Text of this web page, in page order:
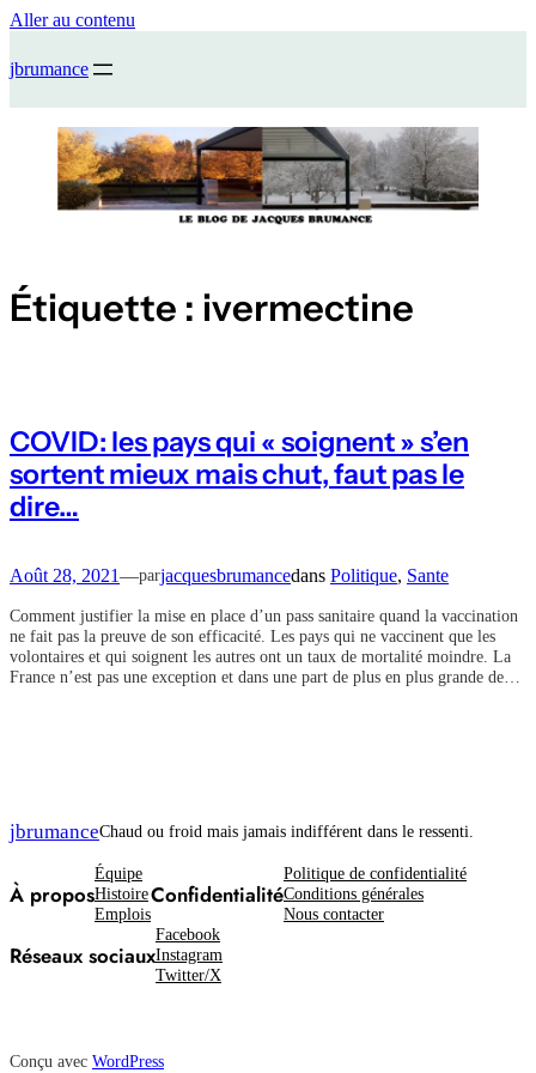
Aller au contenu
jbrumance
Étiquette : ivermectine
COVID: les pays qui « soignent » s’en
sortent mieux mais chut, faut pas le
dire…
Août 28, 2021—parjacquesbrumancedans Politique, Sante
Comment justifier la mise en place d’un pass sanitaire quand la vaccination
ne fait pas la preuve de son efficacité. Les pays qui ne vaccinent que les
volontaires et qui soignent les autres ont un taux de mortalité moindre. La
France n’est pas une exception et dans une part de plus en plus grande de…
jbrumanceChaud ou froid mais jamais indifférent dans le ressenti.
À propos
Équipe
Histoire
Emplois
Confidentialité
Politique de confidentialité
Conditions générales
Nous contacter
Réseaux sociaux
Facebook
Instagram
Twitter/X
Conçu avec WordPress